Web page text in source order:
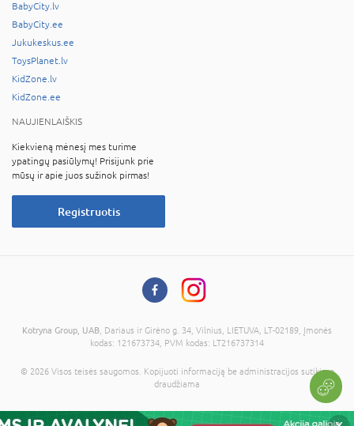
BabyCity.lv
BabyCity.ee
Jukukeskus.ee
ToysPlanet.lv
KidZone.lv
KidZone.ee
NAUJIENLAIŠKIS
Kiekvieną mėnesį mes turime
ypatingų pasiūlymų! Prisijunk prie
mūsų ir apie juos sužinok pirmas!
Registruotis
Kotryna Group, UAB , Dariaus ir Girėno g. 34, Vilnius, LIETUVA, LT-02189, Įmonės
kodas: 121673734, PVM kodas: LT216737314
© 2026 Visos teisės saugomos. Kopijuoti informaciją be administracijos sutikimo
draudžiama